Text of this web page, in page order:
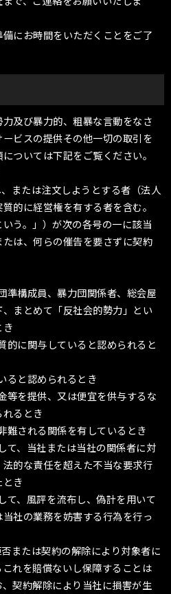
にお時間をいただくことをご了
及び暴力的、粗暴な言動をなさ
ビスの提供その他一切の取引を
ついては下記をご覧ください。
または注文しようとする者（法人
的に経営権を有する者を含む。
う。」）が次の各号の一に該当
は、何らの催告を要さずに契約
準構成員、暴力団関係者、総会屋
まとめて「反社会的勢力」とい
き
的に関与していると認められると
ると認められるとき
等を提供、又は便宜を供与するな
るとき
難される関係を有しているとき
て、当社または当社の関係者に対
的な責任を超えた不当な要求行
き
て、風評を流布し、偽計を用いて
社の業務を妨害する行為を行っ
または契約の解除により対象者に
れを賠償ないし保障することは
契約解除により当社に損害が生